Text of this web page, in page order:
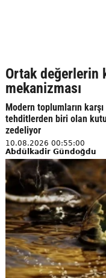
Ortak değerlerin
mekanizması
Modern toplumların karşı
tehditlerden biri olan
zedeliyor
10.08.2026 00:55:00
Abdülkadir Gündoğdu